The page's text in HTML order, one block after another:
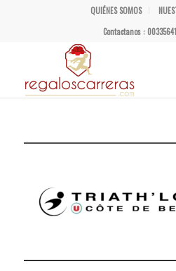
QUIÉNES SOMOS
Contactanos :